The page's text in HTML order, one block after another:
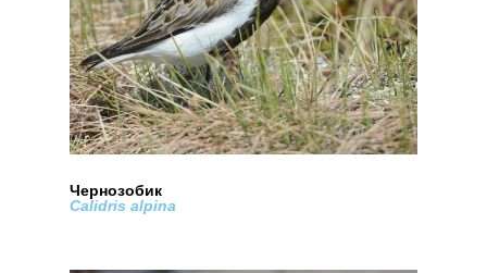
Чернозобик
Calidris alpina